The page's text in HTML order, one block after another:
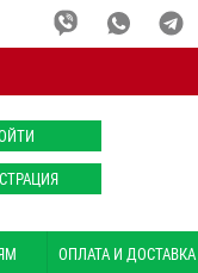
ОПЛАТА И ДОСТАВКА